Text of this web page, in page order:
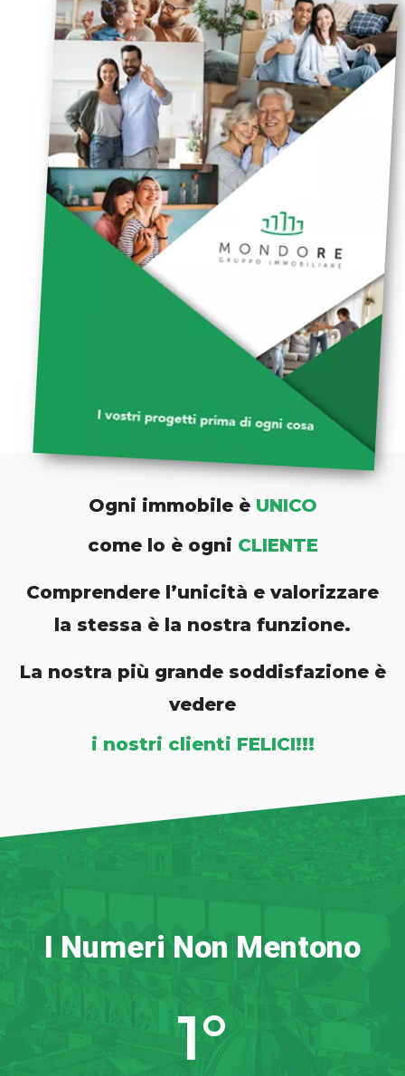
Ogni immobile è UNICO
come lo è ogni CLIENTE
Comprendere l’unicità e valorizzare
la stessa è la nostra funzione.
La nostra più grande soddisfazione è
vedere
i nostri clienti FELICI!!!
I Numeri Non Mentono
1°